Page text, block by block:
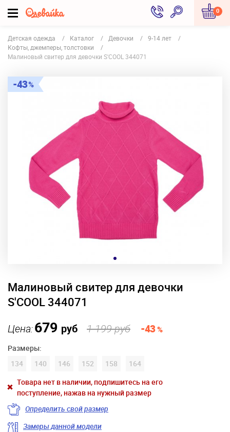
0
Детская одежда Каталог Девочки
9-14 лет
Кофты, джемперы, толстовки
Малиновый свитер для девочки S'COOL 344071
43
Малиновый свитер для девочки
S'COOL 344071
Цена:679 руб 1 199 руб -43%
Размеры:
134
140 146 152 158
164
Товара нет в наличии, подпишитесь на его
поступление, нажав на нужный размер
Определить свой размер
Замеры данной модели